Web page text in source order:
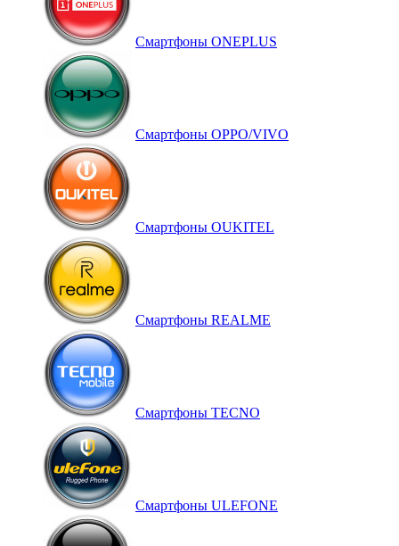
Смартфоны ONEPLUS
Смартфоны OPPO/VIVO
Смартфоны OUKITEL
Смартфоны REALME
Смартфоны TECNO
Смартфоны ULEFONE